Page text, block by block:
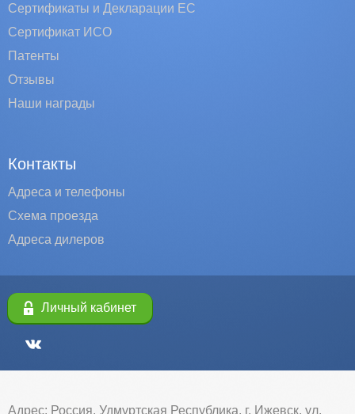
Сертификаты и Декларации EC
Сертификат ИСО
Патенты
Отзывы
Наши награды
Контакты
Адреса и телефоны
Схема проезда
Адреса дилеров
Личный кабинет
Адрес: Россия, Удмуртская Республика, г. Ижевск, ул.